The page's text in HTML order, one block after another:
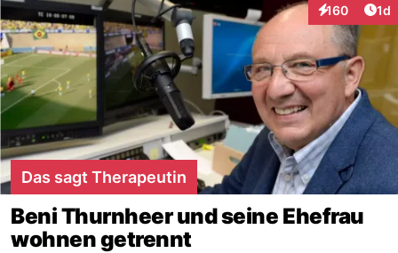
160
Interaktionen
1d
Das sagt Therapeutin
Beni Thurnheer und seine Ehefrau
wohnen getrennt